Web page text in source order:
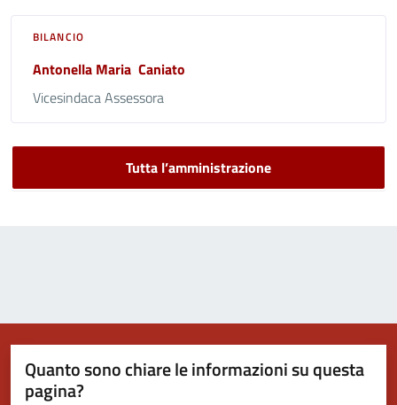
BILANCIO
Antonella Maria Caniato
Vicesindaca Assessora
Tutta l’amministrazione
Quanto sono chiare le informazioni su questa
pagina?